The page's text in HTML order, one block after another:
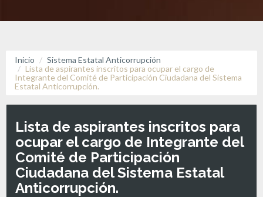
Inicio
Sistema Estatal Anticorrupción
Lista de aspirantes inscritos para ocupar el cargo de
Integrante del Comité de Participación Ciudadana del Sistema
Estatal Anticorrupción.
Lista de aspirantes inscritos para
ocupar el cargo de Integrante del
Comité de Participación
Ciudadana del Sistema Estatal
Anticorrupción.